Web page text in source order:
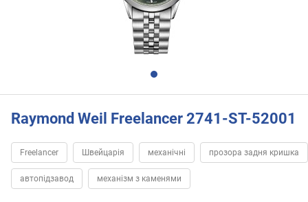
Raymond Weil Freelancer 2741-ST-52001
Freelancer Швейцарія механічні прозора задня кришка
автопідзавод механізм з каменями